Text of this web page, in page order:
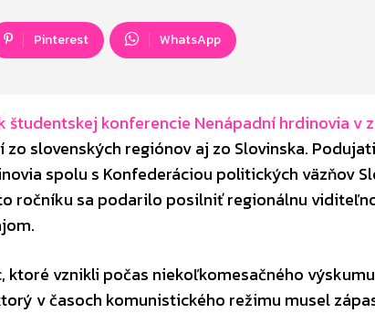
Pinterest WhatsApp
študentskej konferencie Nenápadní hrdinovia v
slovenských regiónov aj zo Slovinska.
spolu s Konfederáciou politických väzňov
ročníku sa podarilo posilniť regionálnu
vznikli počas niekoľkomesačného
v časoch komunistického režimu musel